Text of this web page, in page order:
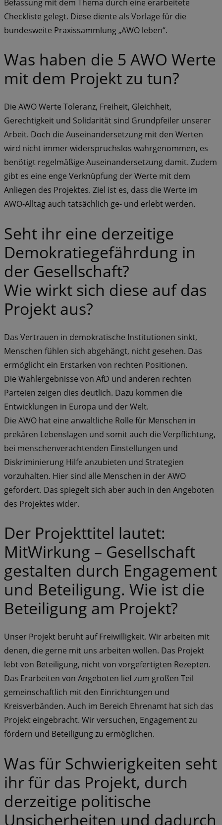
Befassung mit dem Thema durch eine erarbeitete
Checkliste gelegt. Diese diente als Vorlage für die
bundesweite Praxissammlung „AWO leben“.
Was haben die 5 AWO Werte
mit dem Projekt zu tun?
Die AWO Werte Toleranz, Freiheit, Gleichheit,
Gerechtigkeit und Solidarität sind Grundpfeiler unserer
Arbeit. Doch die Auseinandersetzung mit den Werten
wird nicht immer widerspruchslos wahrgenommen, es
benötigt regelmäßige Auseinandersetzung damit. Zudem
gibt es eine enge Verknüpfung der Werte mit dem
Anliegen des Projektes. Ziel ist es, dass die Werte im
AWO-Alltag auch tatsächlich ge- und erlebt werden.
Seht ihr eine derzeitige
Demokratiegefährdung in
der Gesellschaft?
Wie wirkt sich diese auf das
Projekt aus?
Das Vertrauen in demokratische Institutionen sinkt,
Menschen fühlen sich abgehängt, nicht gesehen. Das
ermöglicht ein Erstarken von rechten Positionen.
Die Wahlergebnisse von AfD und anderen rechten
Parteien zeigen dies deutlich. Dazu kommen die
Entwicklungen in Europa und der Welt.
Die AWO hat eine anwaltliche Rolle für Menschen in
prekären Lebenslagen und somit auch die Verpflichtung,
bei menschenverachtenden Einstellungen und
Diskriminierung Hilfe anzubieten und Strategien
vorzuhalten. Hier sind alle Menschen in der AWO
gefordert. Das spiegelt sich aber auch in den Angeboten
des Projektes wider.
Der Projekttitel lautet:
MitWirkung – Gesellschaft
gestalten durch Engagement
und Beteiligung. Wie ist die
Beteiligung am Projekt?
Unser Projekt beruht auf Freiwilligkeit. Wir arbeiten mit
denen, die gerne mit uns arbeiten wollen. Das Projekt
lebt von Beteiligung, nicht von vorgefertigten Rezepten.
Das Erarbeiten von Angeboten lief zum großen Teil
gemeinschaftlich mit den Einrichtungen und
Kreisverbänden. Auch im Bereich Ehrenamt hat sich das
Projekt eingebracht. Wir versuchen, Engagement zu
fördern und Beteiligung zu ermöglichen.
Was für Schwierigkeiten seht
ihr für das Projekt, durch
derzeitige politische
Unsicherheiten und dadurch